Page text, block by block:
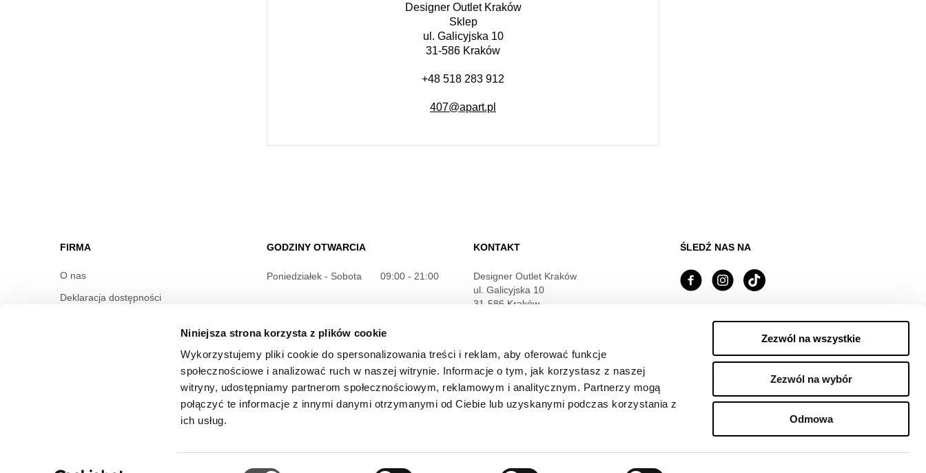
Niniejsza strona korzysta z plików cookie
Wykorzystujemy pliki cookie do spersonalizowania treści i reklam, aby oferować funkcje
społecznościowe i analizować ruch w naszej witrynie. Informacje o tym, jak korzystasz z naszej
witryny, udostępniamy partnerom społecznościowym, reklamowym i analitycznym. Partnerzy mogą
połączyć te informacje z innymi danymi otrzymanymi od Ciebie lub uzyskanymi podczas korzystania z
ich usług.
Zezwól na wszystkie
Zezwól na wybór
Odmowa
Designer Outlet Kraków
Sklep
ul. Galicyjska 10
31-586 Kraków
+48 518 283 912
407@apart.pl
FIRMA
O nas
Deklaracja dostępności
GODZINY OTWARCIA
Poniedziałek - Sobota 09:00 - 21:00
KONTAKT
Designer Outlet Kraków
ul. Galicyjska 10
31-586 Kraków
ŚLEDŹ NAS NA